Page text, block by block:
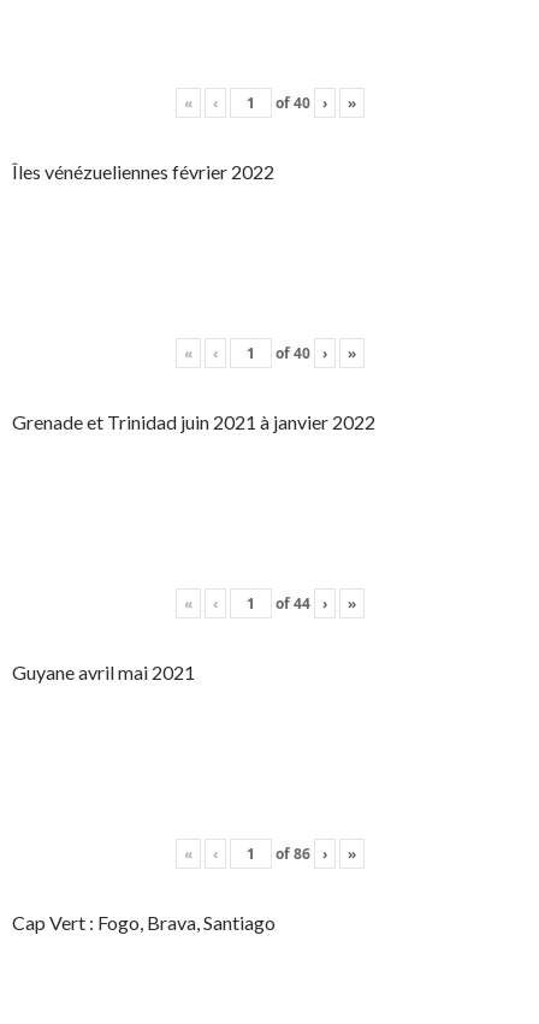
« ‹ of40 › »
Îles vénézueliennes février 2022
« ‹ of40 › »
Grenade et Trinidad juin 2021 à janvier 2022
« ‹ of44 › »
Guyane avril mai 2021
« ‹ of86 › »
Cap Vert : Fogo, Brava, Santiago